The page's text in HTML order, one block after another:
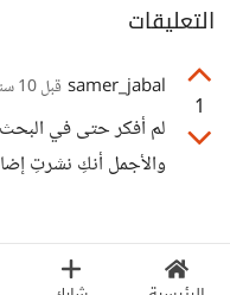
التعليقات
1
samer_jabal قبل 10 سنوات
لم أفكر حتى في
والأجمل أنكِ نشرتِ